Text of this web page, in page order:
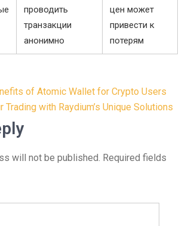
проводить
транзакции
анонимно
цен может
привести к
потерям
of Atomic Wallet for Crypto Users
Trading with Raydium’s Unique Solutions
will not be published. Required fields